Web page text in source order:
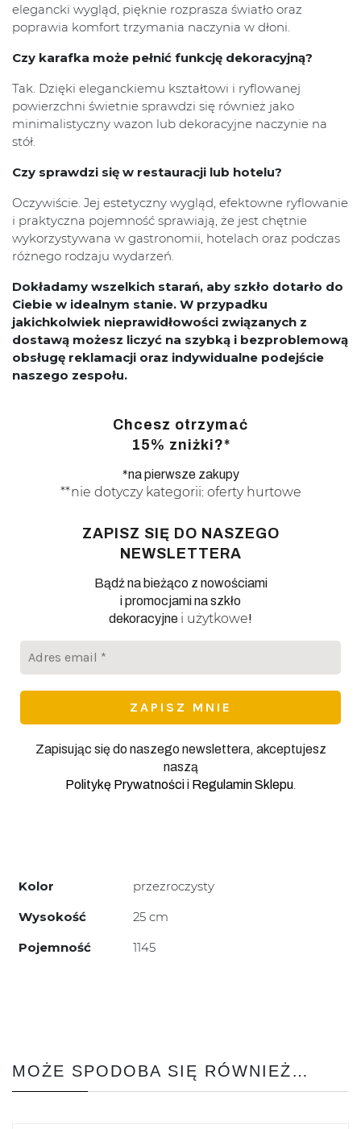
elegancki wygląd, pięknie rozprasza światło oraz
poprawia komfort trzymania naczynia w dłoni.
Czy karafka może pełnić funkcję dekoracyjną?
Tak. Dzięki eleganckiemu kształtowi i ryflowanej
powierzchni świetnie sprawdzi się również jako
minimalistyczny wazon lub dekoracyjne naczynie na
stół.
Czy sprawdzi się w restauracji lub hotelu?
Oczywiście. Jej estetyczny wygląd, efektowne ryflowanie
i praktyczna pojemność sprawiają, że jest chętnie
wykorzystywana w gastronomii, hotelach oraz podczas
różnego rodzaju wydarzeń.
Dokładamy wszelkich starań, aby szkło dotarło do
Ciebie w idealnym stanie. W przypadku
jakichkolwiek nieprawidłowości związanych z
dostawą możesz liczyć na szybką i bezproblemową
obsługę reklamacji oraz indywidualne podejście
naszego zespołu.
Chcesz otrzymać
15% zniżki?*
*na pierwsze zakupy
**nie dotyczy kategorii: oferty hurtowe
ZAPISZ SIĘ DO NASZEGO
NEWSLETTERA
Bądź na bieżąco z nowościami
i promocjami na szkło
dekoracyjne i użytkowe!
Zapisując się do naszego newslettera, akceptujesz
naszą
Politykę Prywatnościi Regulamin Sklepu.
Kolor
przezroczysty
Wysokość
25 cm
Pojemność
1145
MOŻE SPODOBA SIĘ RÓWNIEŻ…